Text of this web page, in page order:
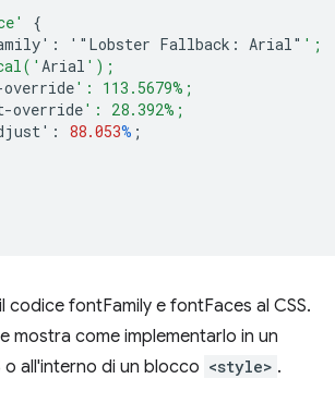
{
'"Lobster Fallback : Arial" ';
Arial ');
override': 113.5679%;
override': 28.392%;
' : 88.053% ;
codice fontFamily e fontFaces al CSS.
mostra come implementarlo in un
o all'interno di un blocco <style> .